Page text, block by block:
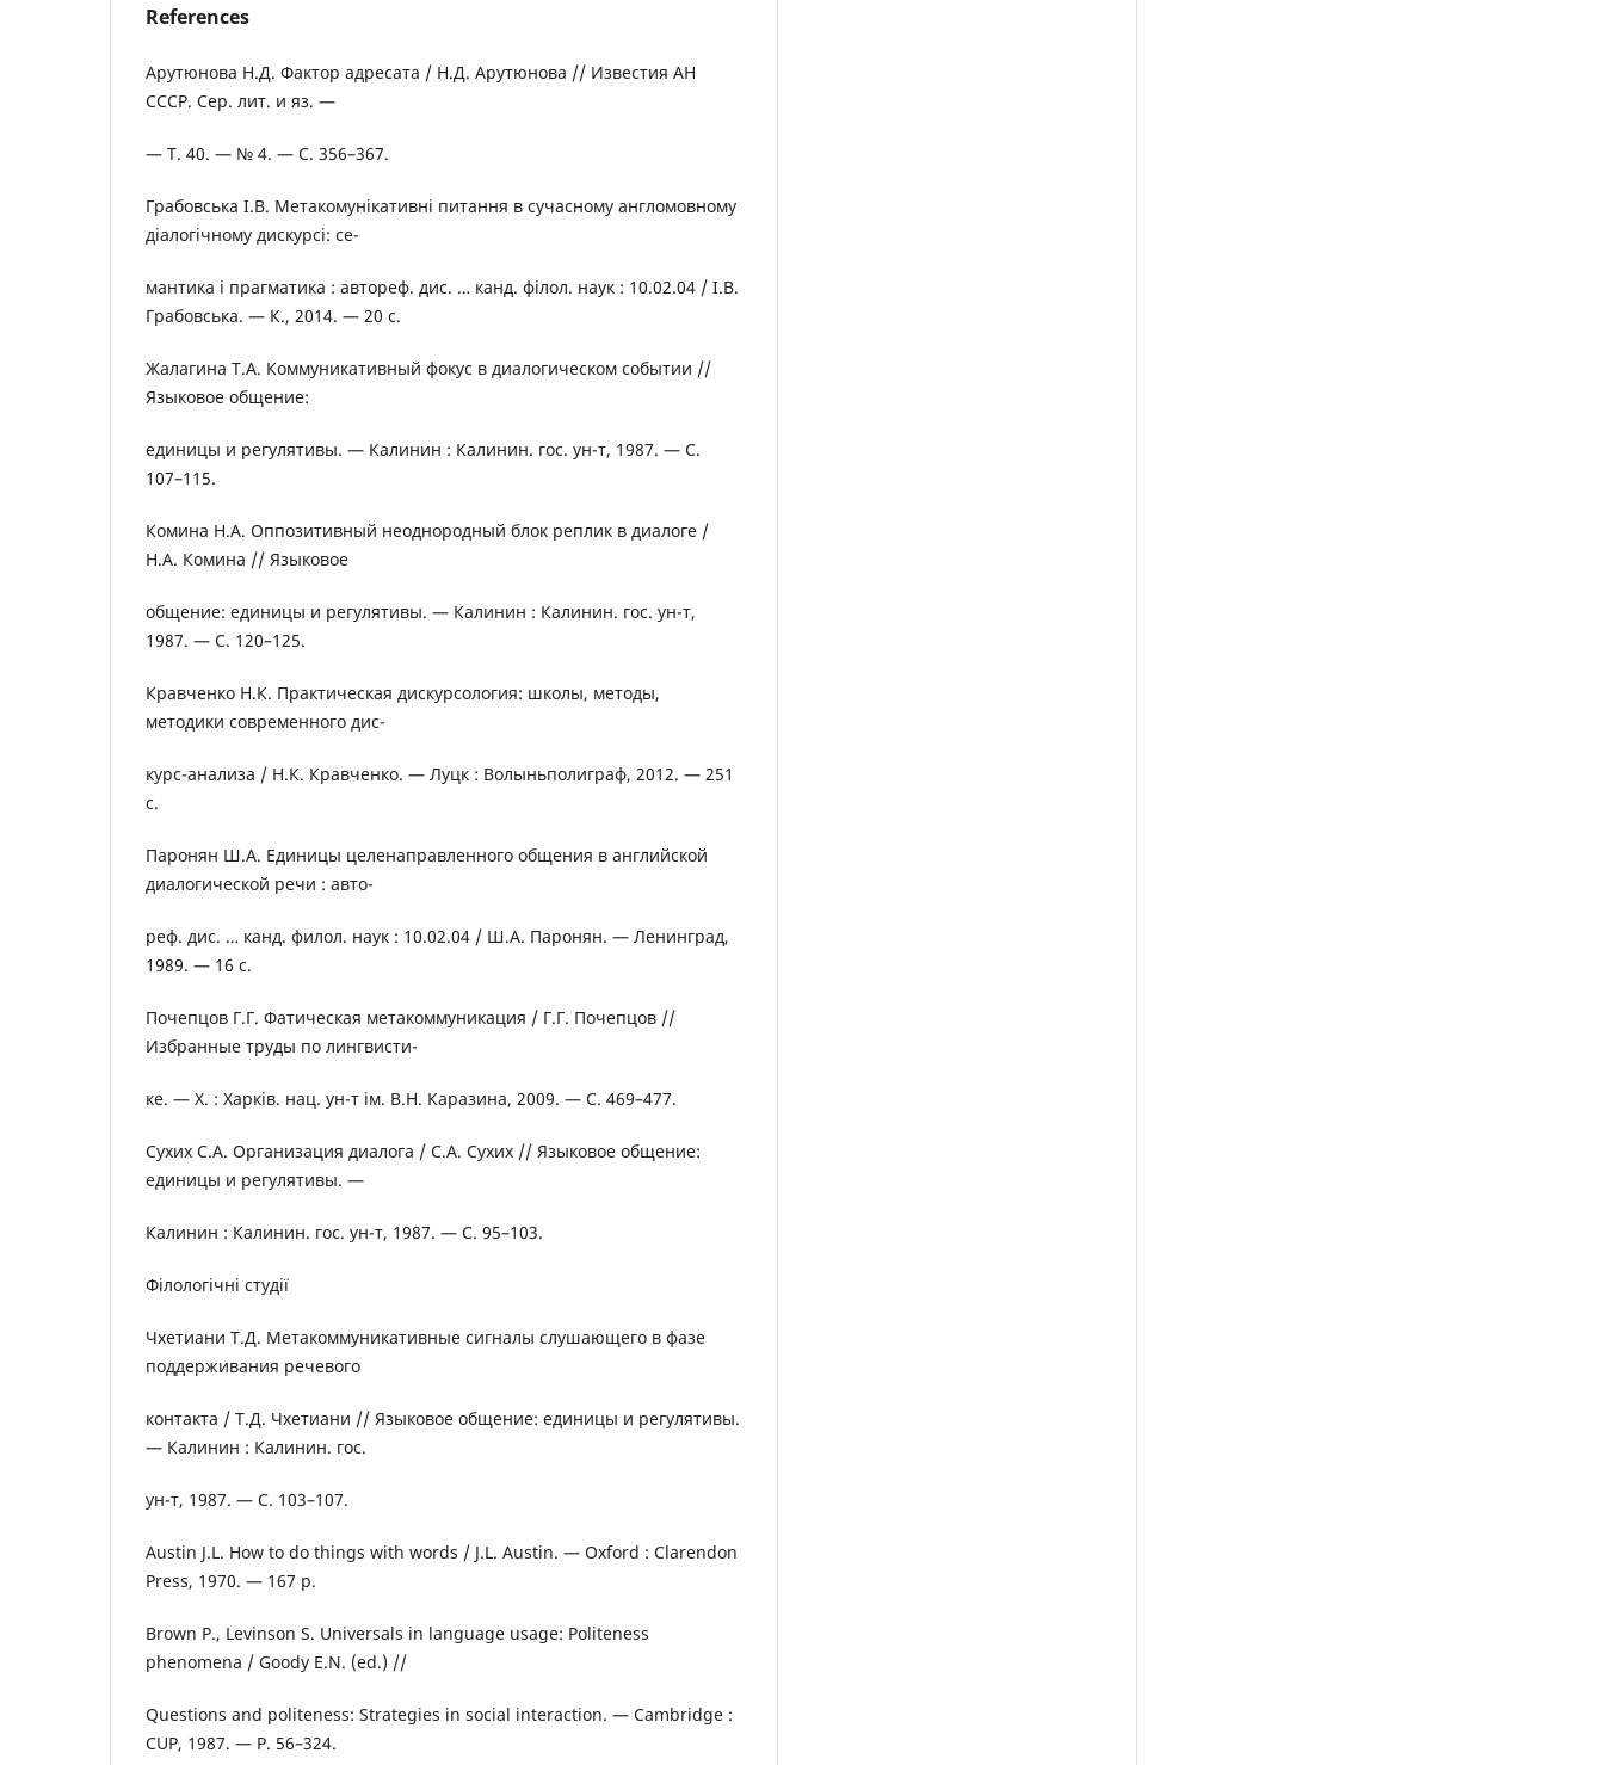
References
Арутюнова Н.Д. Фактор адресата / Н.Д. Арутюнова // Известия АН
СССР. Сер. лит. и яз. —
— Т. 40. — № 4. — С. 356–367.
Грабовська І.В. Метакомунікативні питання в сучасному англомовному
діалогічному дискурсі: се-
мантика і прагматика : автореф. дис. … канд. філол. наук : 10.02.04 / І.В.
Грабовська. — К., 2014. — 20 с.
Жалагина Т.А. Коммуникативный фокус в диалогическом событии //
Языковое общение:
единицы и регулятивы. — Калинин : Калинин. гос. ун-т, 1987. — С.
107–115.
Комина Н.А. Оппозитивный неоднородный блок реплик в диалоге /
Н.А. Комина // Языковое
общение: единицы и регулятивы. — Калинин : Калинин. гос. ун-т,
1987. — С. 120–125.
Кравченко Н.К. Практическая дискурсология: школы, методы,
методики современного дис-
курс-анализа / Н.К. Кравченко. — Луцк : Волыньполиграф, 2012. — 251
с.
Паронян Ш.А. Единицы целенаправленного общения в английской
диалогической речи : авто-
реф. дис. … канд. филол. наук : 10.02.04 / Ш.А. Паронян. — Ленинград,
1989. — 16 с.
Почепцов Г.Г. Фатическая метакоммуникация / Г.Г. Почепцов //
Избранные труды по лингвисти-
ке. — Х. : Харків. нац. ун-т ім. В.Н. Каразина, 2009. — С. 469–477.
Сухих С.А. Организация диалога / С.А. Сухих // Языковое общение:
единицы и регулятивы. —
Калинин : Калинин. гос. ун-т, 1987. — С. 95–103.
Філологічні студії
Чхетиани Т.Д. Метакоммуникативные сигналы слушающего в фазе
поддерживания речевого
контакта / Т.Д. Чхетиани // Языковое общение: единицы и регулятивы.
— Калинин : Калинин. гос.
ун-т, 1987. — С. 103–107.
Austin J.L. How to do things with words / J.L. Austin. — Oxford : Clarendon
Press, 1970. — 167 p.
Brown P., Levinson S. Universals in language usage: Politeness
phenomena / Goody E.N. (ed.) //
Questions and politeness: Strategies in social interaction. — Cambridge :
CUP, 1987. — P. 56–324.